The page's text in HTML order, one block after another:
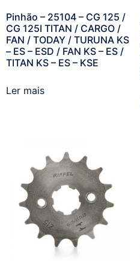
Pinhão – 25104 – CG 125 /
CG 125I TITAN / CARGO /
FAN / TODAY / TURUNA KS
– ES – ESD / FAN KS – ES /
TITAN KS – ES – KSE
Ler mais